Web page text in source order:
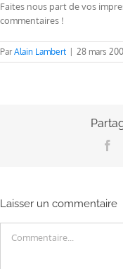
Faites nous part de vos
commentaires !
ParAlain Lambert 28 mars
Laisser un commentaire